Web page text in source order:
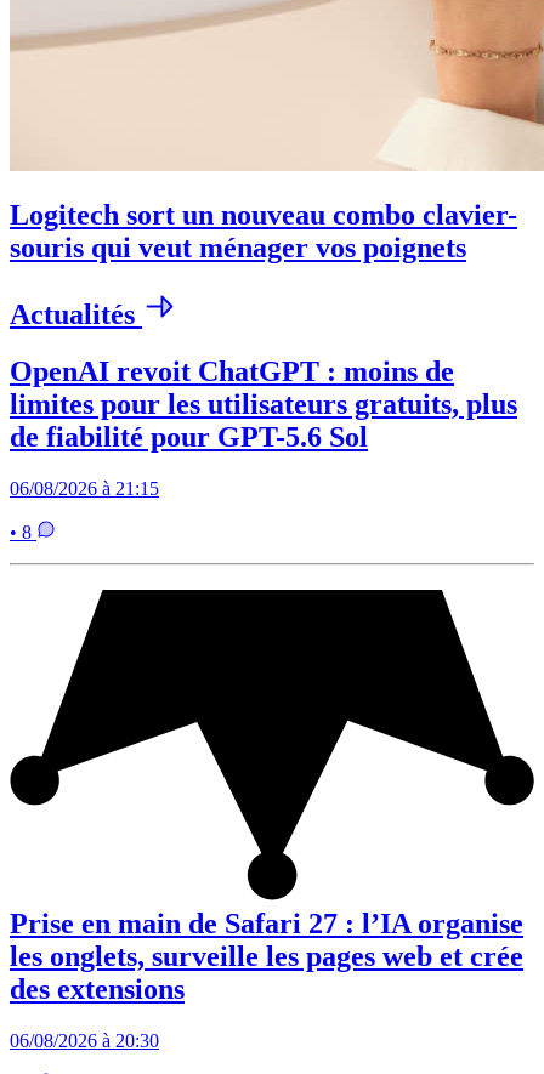
Logitech sort un nouveau combo clavier-
souris qui veut ménager vos poignets
Actualités
OpenAI revoit ChatGPT : moins de
limites pour les utilisateurs gratuits, plus
de fiabilité pour GPT-5.6 Sol
06/08/2026 à 21:15
• 8
Prise en main de Safari 27 : l’IA organise
les onglets, surveille les pages web et crée
des extensions
06/08/2026 à 20:30